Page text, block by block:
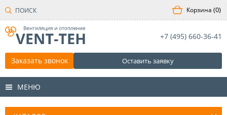
+7 (495) 660-36-41
Заказать звонок Оставить заявку
0
МЕНЮ